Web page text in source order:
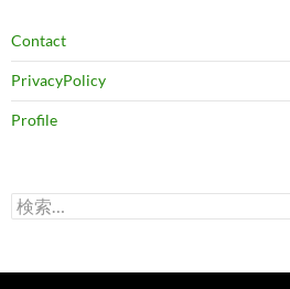
Contact
PrivacyPolicy
Profile
検
索: